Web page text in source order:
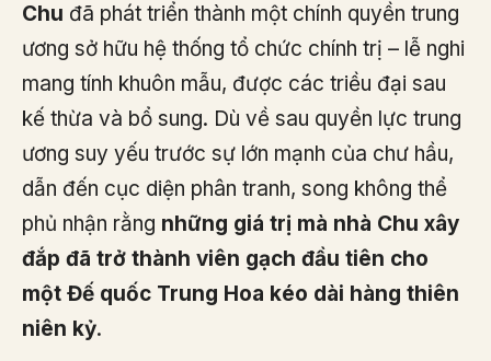
Chu đã phát triển thành một chính quyền trung
ương sở hữu hệ thống tổ chức chính trị – lễ nghi
mang tính khuôn mẫu, được các triều đại sau
kế thừa và bổ sung. Dù về sau quyền lực trung
ương suy yếu trước sự lớn mạnh của chư hầu,
dẫn đến cục diện phân tranh, song không thể
phủ nhận rằng những giá trị mà nhà Chu xây
đắp đã trở thành viên gạch đầu tiên cho
một Đế quốc Trung Hoa kéo dài hàng thiên
niên kỷ.